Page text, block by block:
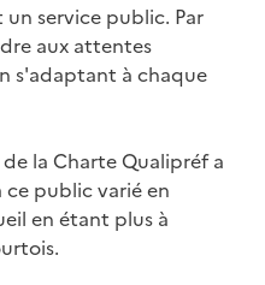
un service public. Par
aux attentes
s'adaptant à chaque
la Charte Qualipréf a
public varié en
en étant plus à